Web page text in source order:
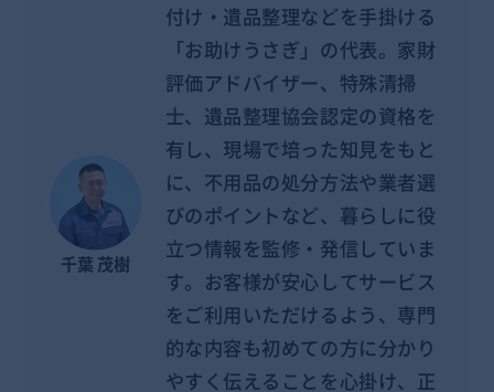
千葉 茂樹
付け・遺品整理などを手掛ける
「お助けうさぎ」の代表。家財
評価アドバイザー、特殊清掃
士、遺品整理協会認定の資格を
有し、現場で培った知見をもと
に、不用品の処分方法や業者選
びのポイントなど、暮らしに役
立つ情報を監修・発信していま
す。お客様が安心してサービス
をご利用いただけるよう、専門
的な内容も初めての方に分かり
やすく伝えることを心掛け、正